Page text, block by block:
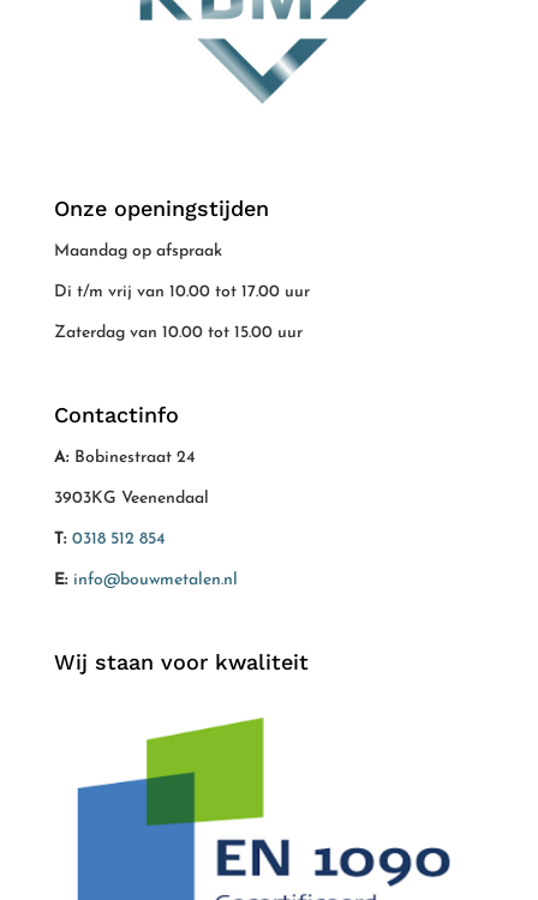
Onze openingstijden
Maandag op afspraak
Di t/m vrij van 10.00 tot 17.00 uur
Zaterdag van 10.00 tot 15.00 uur
Contactinfo
A: Bobinestraat 24
3903KG Veenendaal
T: 0318 512 854
E: info@bouwmetalen.nl
Wij staan voor kwaliteit